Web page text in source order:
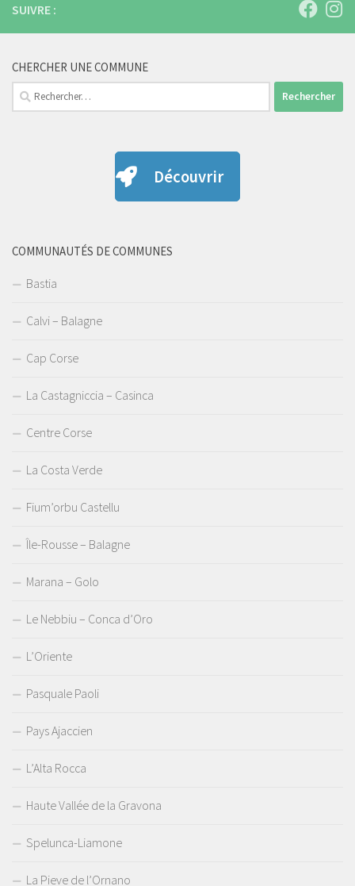
SUIVRE :
CHERCHER UNE COMMUNE
Rechercher :
Découvrir
COMMUNAUTÉS DE COMMUNES
Bastia
Calvi – Balagne
Cap Corse
La Castagniccia – Casinca
Centre Corse
La Costa Verde
Fium’orbu Castellu
Île-Rousse – Balagne
Marana – Golo
Le Nebbiu – Conca d’Oro
L’Oriente
Pasquale Paoli
Pays Ajaccien
L’Alta Rocca
Haute Vallée de la Gravona
Spelunca-Liamone
La Pieve de l’Ornano